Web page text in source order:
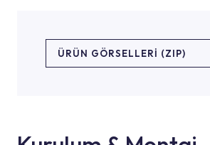
ÜRÜN GÖRSELLERI (ZIP)